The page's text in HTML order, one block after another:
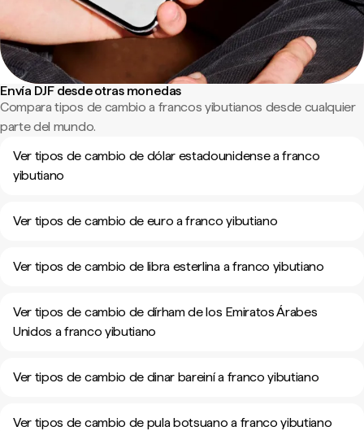
Envía DJF desde otras monedas
Compara tipos de cambio a francos yibutianos desde cualquier
parte del mundo.
Ver tipos de cambio de dólar estadounidense a franco
yibutiano
Ver tipos de cambio de euro a franco yibutiano
Ver tipos de cambio de libra esterlina a franco yibutiano
Ver tipos de cambio de dírham de los Emiratos Árabes
Unidos a franco yibutiano
Ver tipos de cambio de dinar bareiní a franco yibutiano
Ver tipos de cambio de pula botsuano a franco yibutiano